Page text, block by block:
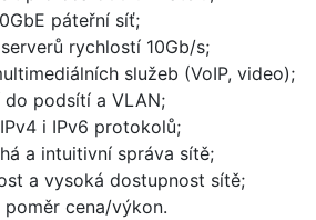
páteřní síť;
rychlostí 10Gb/s;
služeb (VoIP, video);
a VLAN;
IPv6 protokolů;
správa sítě;
dostupnost sítě;
cena/výkon.